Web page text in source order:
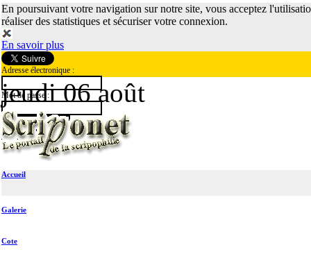
En poursuivant votre navigation sur notre site, vous acceptez
réaliser des statistiques et sécuriser votre connexion.
En savoir plus
Adresse électronique :
Mot de passe :
jeudi 06 août
Accueil
Galerie
Cote